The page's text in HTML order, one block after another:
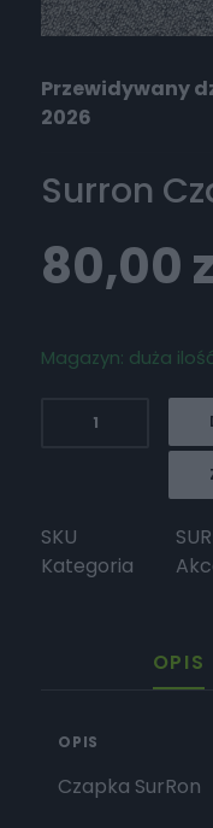
Surron
80,00
Magazyn: duża
Przewidywany
2026
SKU
Kategoria
OPIS
OPIS
Czapka SurRon